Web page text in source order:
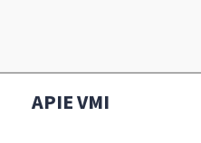
APIE VMI